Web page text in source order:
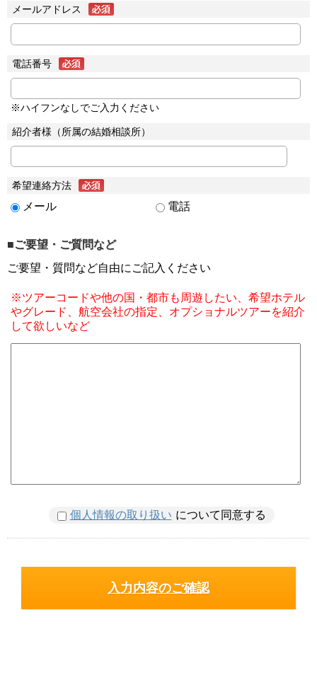
メールアドレス
電話番号
※ハイフンなしでご入力ください
紹介者様（所属の結婚相談所）
希望連絡方法
メール 電話
■ご要望・ご質問など
ご要望・質問など自由にご記入ください
※ツアーコードや他の国・都市も周遊したい、希望ホテル
やグレード、航空会社の指定、オプショナルツアーを紹介
して欲しいなど
個人情報の取り扱い について同意する